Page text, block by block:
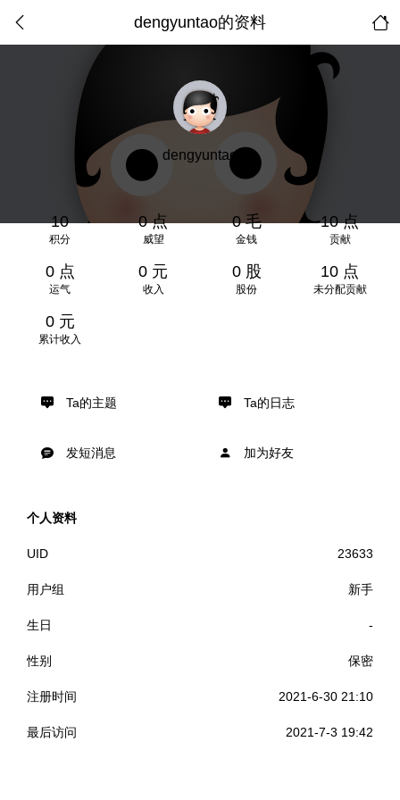
dengyuntao的资料
dengyuntao
10
积分
0 点
威望
0 毛
金钱
10 点
贡献
0 点
运气
0 元
收入
0 股
股份
10 点
未分配贡献
0 元
累计收入
Ta的主题 Ta的日志
发短消息 加为好友
个人资料
UID 23633
用户组 新手
生日 -
性别 保密
注册时间 2021-6-30 21:10
最后访问 2021-7-3 19:42